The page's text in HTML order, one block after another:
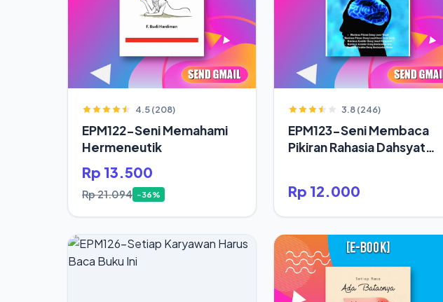
4.5 (208)
EPM122-Seni Memahami
Hermeneutik
Rp 13.500
Rp 21.094 -36%
3.8 (246)
EPM123-Seni Membaca
Pikiran Rahasia Dahsyat
Rp 12.000